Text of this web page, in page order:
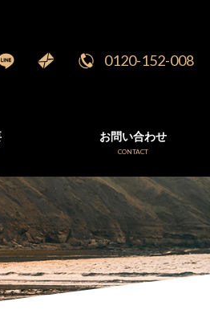
0120-152-008
お問い合わせ
CONTACT